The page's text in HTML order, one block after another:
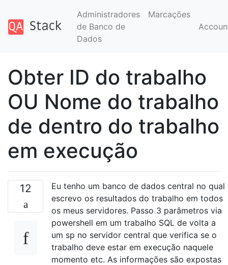
Administradores
de Banco de
Dados
Marcações
Obter ID do trabalho
OU Nome do trabalho
de dentro do trabalho
em execução
12
Eu tenho um banco de dados central no qual
escrevo os resultados do trabalho em todos
os meus servidores. Passo 3 parâmetros via
powershell em um trabalho SQL de volta a
um sp no servidor central que verifica se o
trabalho deve estar em execução naquele
momento etc. As informações são expostas